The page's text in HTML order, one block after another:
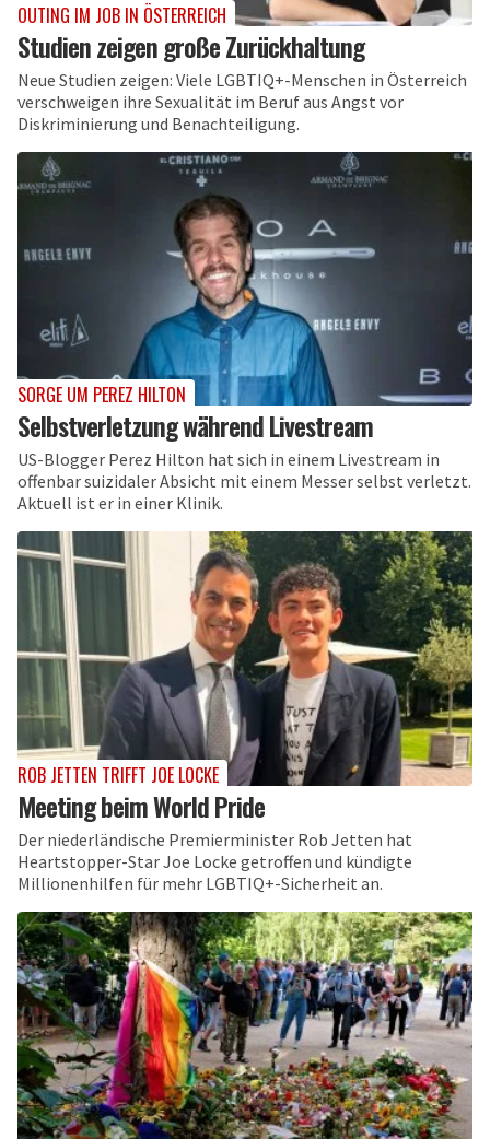
OUTING IM JOB IN ÖSTERREICH
Studien zeigen große Zurückhaltung
Neue Studien zeigen: Viele LGBTIQ+-Menschen in Österreich
verschweigen ihre Sexualität im Beruf aus Angst vor
Diskriminierung und Benachteiligung.
SORGE UM PEREZ HILTON
Selbstverletzung während Livestream
US-Blogger Perez Hilton hat sich in einem Livestream in
offenbar suizidaler Absicht mit einem Messer selbst verletzt.
Aktuell ist er in einer Klinik.
ROB JETTEN TRIFFT JOE LOCKE
Meeting beim World Pride
Der niederländische Premierminister Rob Jetten hat
Heartstopper-Star Joe Locke getroffen und kündigte
Millionenhilfen für mehr LGBTIQ+-Sicherheit an.